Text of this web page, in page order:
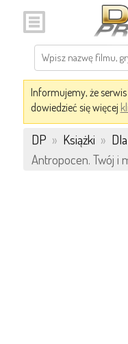
Informujemy, że
dowiedzieć się więcej
DP » Książki »
Antropocen. Twój i